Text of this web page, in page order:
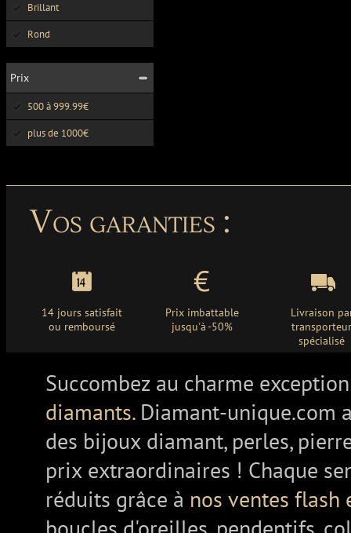
Brillant
Rond
Prix
500 à 999.99€
plus de 1000€
Vos garanties :
14 jours satisfait
ou remboursé
Prix imbattable
jusqu'à -50%
Livraison
spécialisé
Succombez au charme
diamants. Diamant-unique.com
des bijoux diamant, perles,
prix extraordinaires ! Chaque
réduits grâce à nos ventes